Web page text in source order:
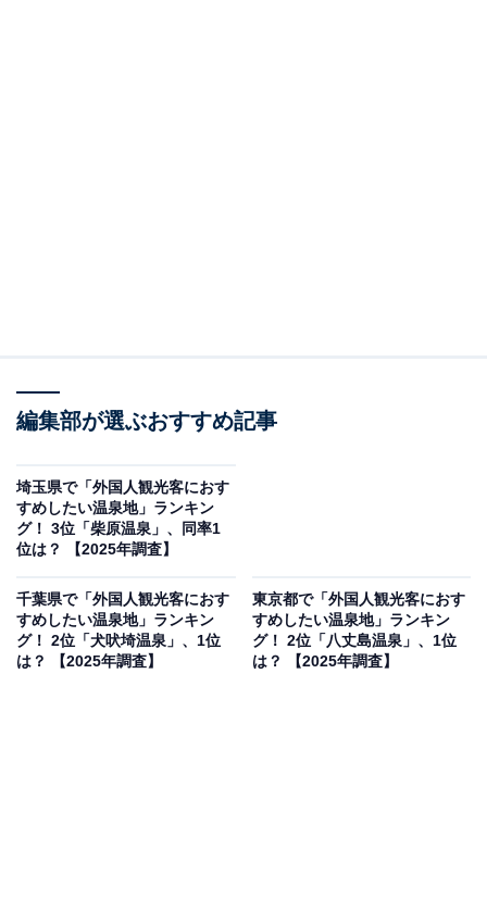
編集部が選ぶおすすめ記事
埼玉県で「外国人観光客におす
すめしたい温泉地」ランキン
グ！ 3位「柴原温泉」、同率1
位は？ 【2025年調査】
千葉県で「外国人観光客におす
すめしたい温泉地」ランキン
グ！ 2位「犬吠埼温泉」、1位
は？ 【2025年調査】
東京都で「外国人観光客におす
すめしたい温泉地」ランキン
グ！ 2位「八丈島温泉」、1位
は？ 【2025年調査】